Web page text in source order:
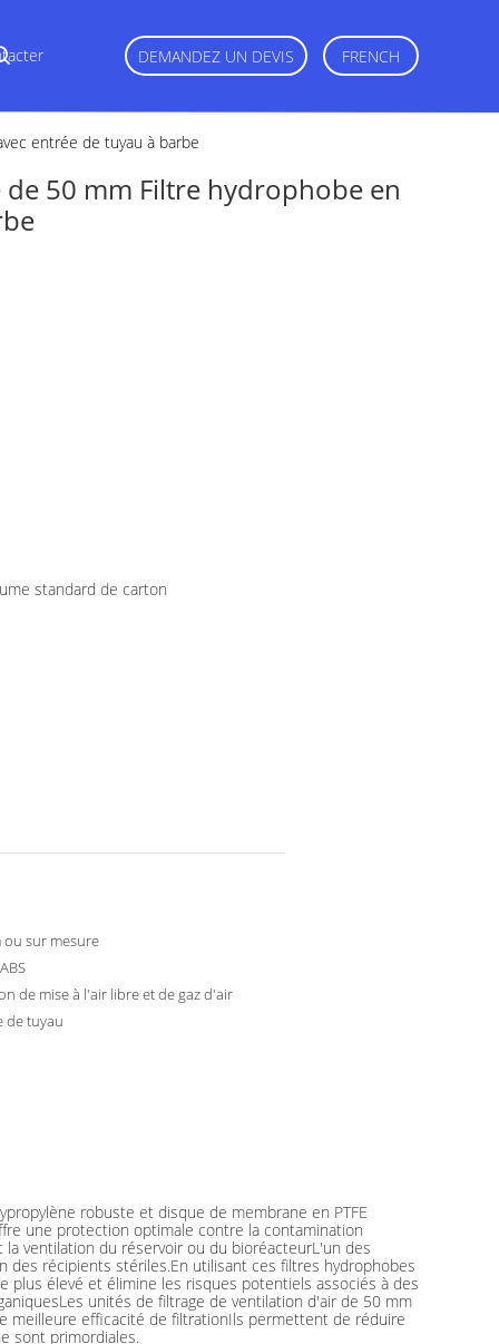
DEMANDEZ UN DEVIS FRENCH
entrée de tuyau à barbe
50 mm Filtre hydrophobe en
standard de carton
ou sur mesure
de mise à l'air libre et de gaz d'air
de tuyau
robuste et disque de membrane en PTFE
une protection optimale contre la contamination
ventilation du réservoir ou du bioréacteurL'un des
des récipients stériles.En utilisant ces filtres hydrophobes
plus élevé et élimine les risques potentiels associés à des
unités de filtrage de ventilation d'air de 50 mm
meilleure efficacité de filtrationIls permettent de réduire
sont primordiales.